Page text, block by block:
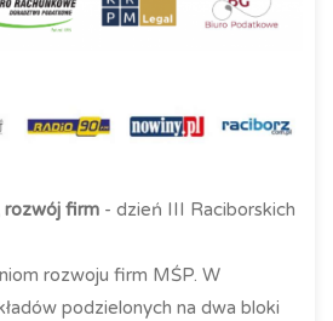
rozwój firm - dzień III Raciborskich
rozwoju firm MŚP. W
podzielonych na dwa bloki